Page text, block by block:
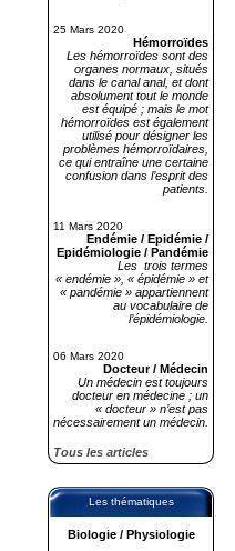
25 Mars 2020
Hémorroïdes
Les hémorroïdes sont des
organes normaux, situés
dans le canal anal, et dont
absolument tout le monde
est équipé ; mais le mot
hémorroïdes est également
utilisé pour désigner les
problèmes hémorroïdaires,
ce qui entraîne une certaine
confusion dans l’esprit des
patients.
11 Mars 2020
Endémie / Epidémie /
Epidémiologie / Pandémie
Les trois termes
« endémie », « épidémie » et
« pandémie » appartiennent
au vocabulaire de
l’épidémiologie.
06 Mars 2020
Docteur / Médecin
Un médecin est toujours
docteur en médecine ; un
« docteur » n’est pas
nécessairement un médecin.
Tous les articles
Les thématiques
Biologie / Physiologie